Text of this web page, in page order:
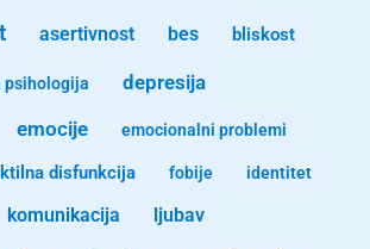
asertivnost bes bliskost
psihologija depresija
emocije emocionalni problemi
disfunkcija fobije identitet
komunikacija ljubav